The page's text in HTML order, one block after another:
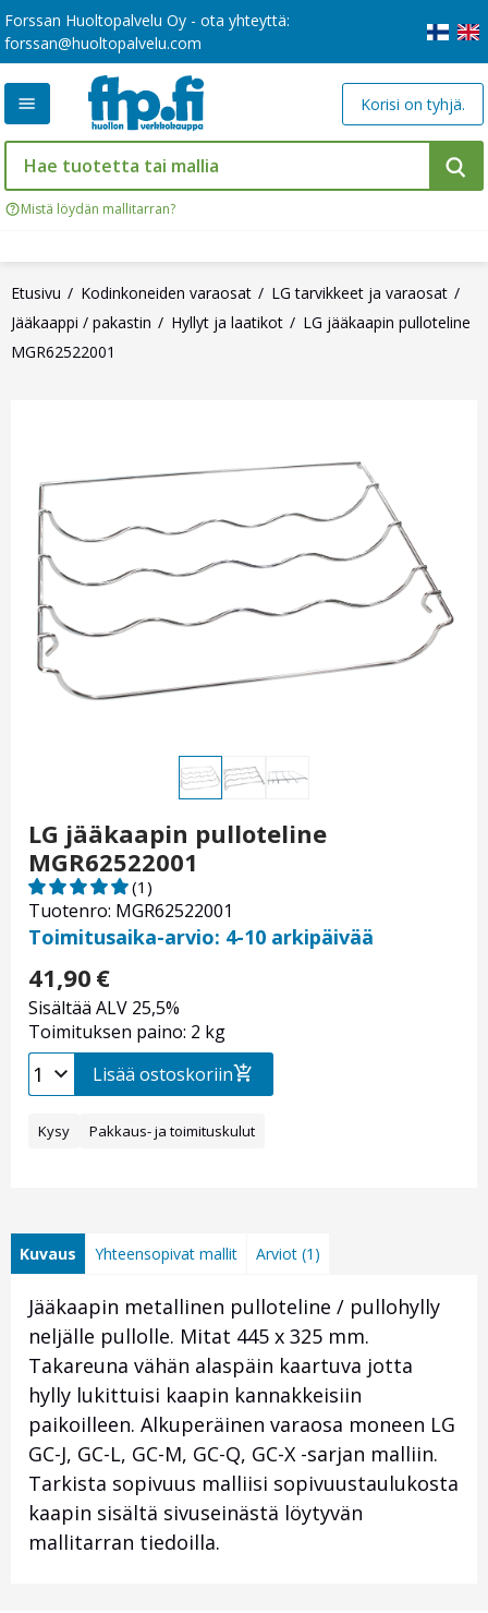
Forssan Huoltopalvelu Oy - ota yhteyttä:
forssan@huoltopalvelu.com
Mistä löydän mallitarran?
Korisi on tyhjä.
Etusivu Kodinkoneiden varaosat
LG tarvikkeet ja varaosat
Jääkaappi / pakastin
Hyllyt ja laatikot
LG jääkaapin pulloteline
MGR62522001
LG jääkaapin pulloteline
MGR62522001
Tuotenro: MGR62522001
(1)
Toimitusaika-arvio: 4-10 arkipäivää
41,90 €
Sisältää ALV 25,5%
Toimituksen paino: 2 kg
Lisää ostoskoriin
Kysy Pakkaus- ja toimituskulut
Kuvaus Yhteensopivat mallit Arviot (1)
Jääkaapin metallinen pulloteline / pullohylly
neljälle pullolle. Mitat 445 x 325 mm.
Takareuna vähän alaspäin kaartuva jotta
hylly lukittuisi kaapin kannakkeisiin
paikoilleen. Alkuperäinen varaosa moneen LG
GC-J, GC-L, GC-M, GC-Q, GC-X -sarjan malliin.
Tarkista sopivuus malliisi sopivuustaulukosta
kaapin sisältä sivuseinästä löytyvän
mallitarran tiedoilla.